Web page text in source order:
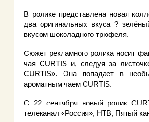
В ролике представлена новая
два оригинальных вкуса ?
вкусом шоколадного трюфеля.
Сюжет рекламного ролика носит
чая CURTIS и, следуя за
CURTIS». Она попадает в
ароматным чаем CURTIS.
С 22 сентября новый ролик
телеканал «Россия», НТВ, Пятый